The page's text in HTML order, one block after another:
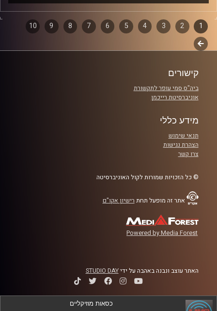
מוזיקה קצבית חדשה עם עידו מאורר
קרדיט תמונות:AudioVersity
דפדוף
פרקים
1
2
3
4
5
6
7
8
9
10
לשלב
קישורים
ביה"ס סמי עופר לתקשורת
אוניברסיטת רייכמן
מידע כללי
תנאי שימוש
הצהרת נגישות
צרו קשר
© כל הזכויות שמורות לקול האוניברסיטה
אתר זה מופעל תחת רישיון אקו"ם
Powered by Media Forest
האתר עוצב ונבנה באהבה על ידיSTUDIO DAY
כסאות מוזיקליים